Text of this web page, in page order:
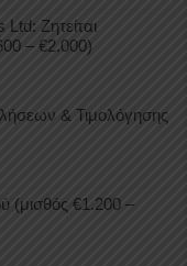
Ζητείται
– €2.000)
& Τιμολόγησης
(μισθός €1.200 –